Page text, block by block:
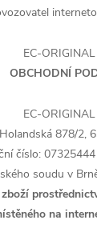
EC-
OBCHODNÍ
EC-
878/2,
číslo:
soudu v
na